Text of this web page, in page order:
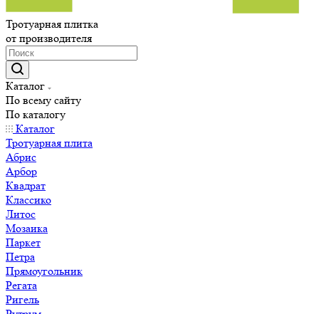
Тротуарная плитка
от производителя
Каталог
По всему сайту
По каталогу
Каталог
Тротуарная плита
Абрис
Арбор
Квадрат
Классико
Литос
Мозаика
Паркет
Петра
Прямоугольник
Регата
Ригель